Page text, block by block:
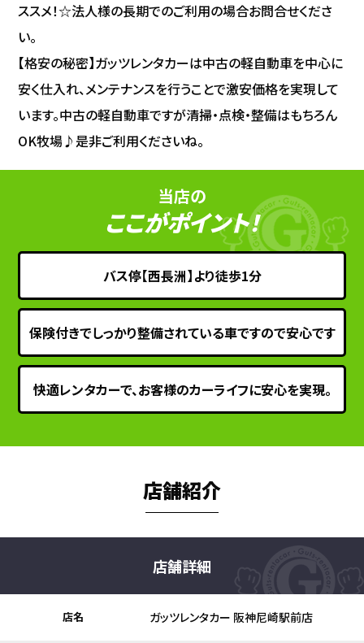
ススメ！☆法人様の長期でのご利用の場合お問合せくださ
い。
【格安の秘密】ガッツレンタカーは中古の軽自動車を中心に
安く仕入れ、メンテナンスを行うことで激安価格を実現して
います。中古の軽自動車ですが清掃・点検・整備はもちろん
OK牧場♪是非ご利用くださいね。
当店の
ここがポイント！
バス停【西長洲】より徒歩1分
保険付きでしっかり整備されている車ですので安心です
快適レンタカーで、お客様のカーライフに安心を実現。
店舗紹介
店舗詳細
店名 ガッツレンタカー 阪神尼崎駅前店